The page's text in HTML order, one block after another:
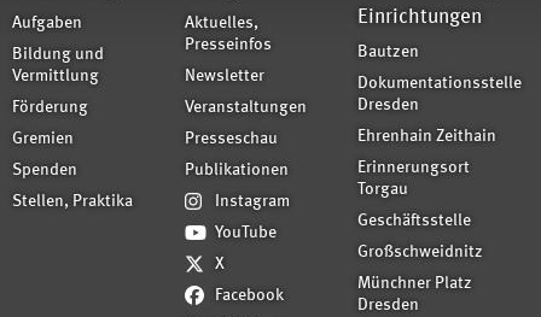
Aufgaben
Bildung und
Vermittlung
Förderung
Gremien
Spenden
Stellen, Praktika
Aktuelles,
Presseinfos
Newsletter
Veranstaltungen
Presseschau
Publikationen
Instagram
YouTube
X
Facebook
Einrichtungen
Bautzen
Dokumentationsstelle
Dresden
Ehrenhain Zeithain
Erinnerungsort
Torgau
Geschäftsstelle
Großschweidnitz
Münchner Platz
Dresden